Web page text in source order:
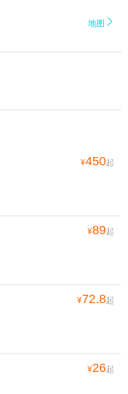
地图 
¥450起
¥89起
¥72.8起
¥26起